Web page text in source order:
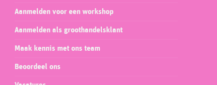
Aanmelden voor een workshop
Aanmelden als groothandelsklant
Maak kennis met ons team
Beoordeel ons